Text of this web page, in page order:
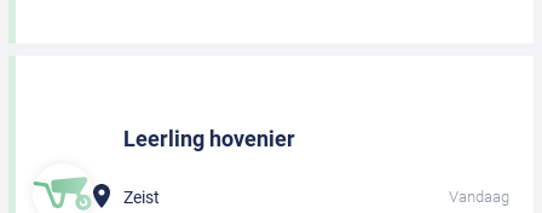
Leerling hovenier
Zeist Vandaag